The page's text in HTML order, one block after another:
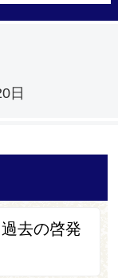
日
去の啓発